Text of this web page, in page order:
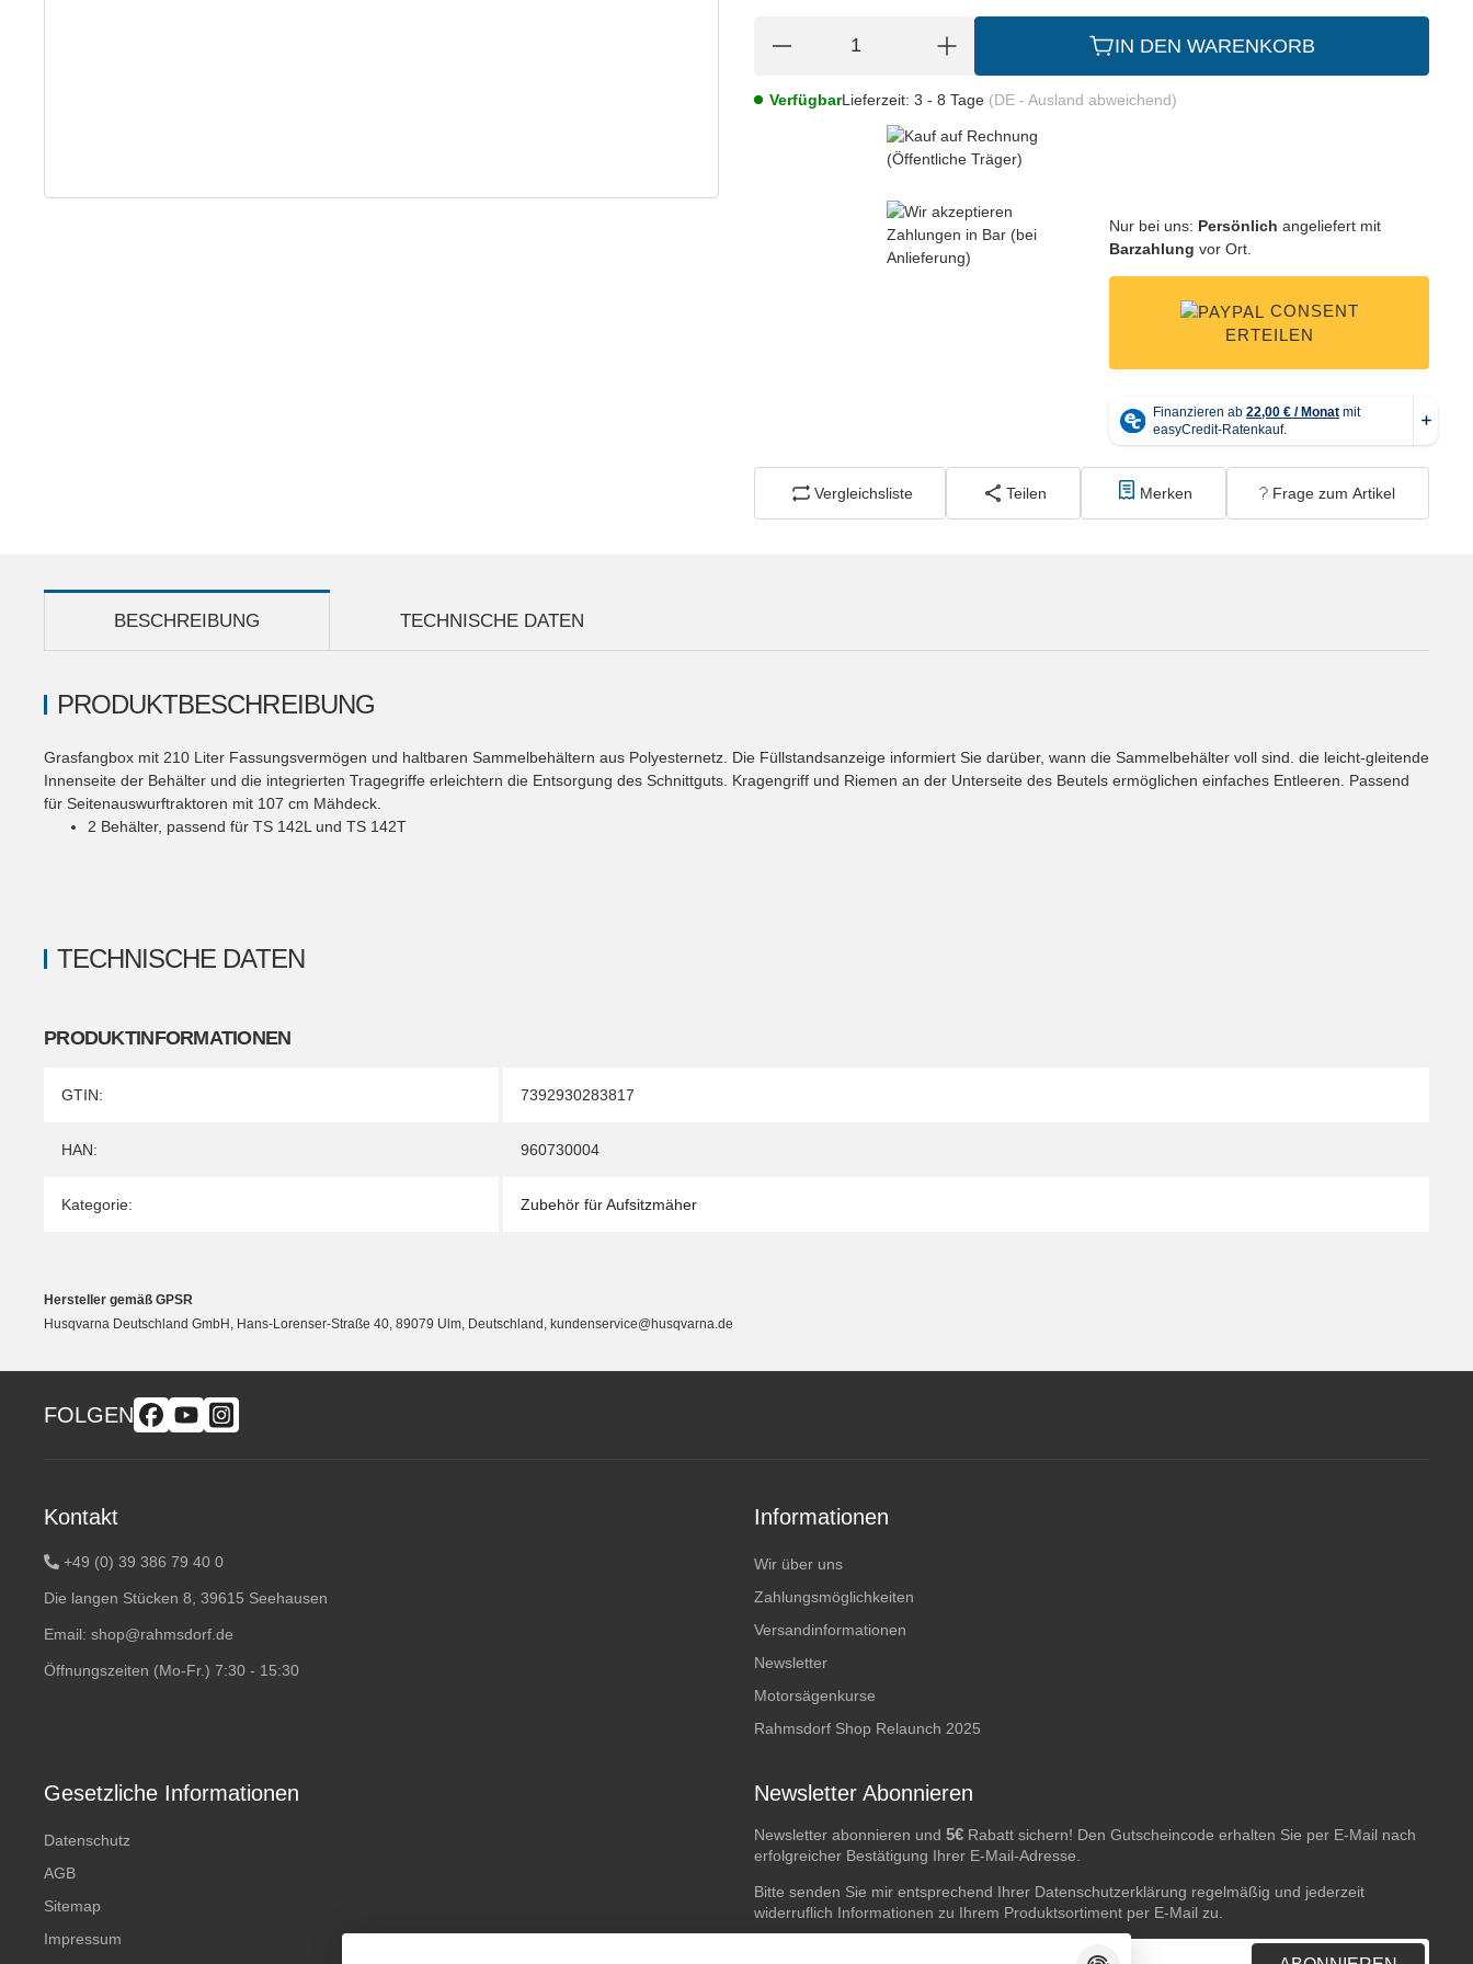
IN DEN WARENKORB
VerfügbarLieferzeit: 3 - 8 Tage (DE - Ausland abweichend)
Nur bei uns: Persönlich angeliefert mit
Barzahlung vor Ort.
CONSENT
ERTEILEN
Vergleichsliste Teilen Merken Frage zum Artikel
TECHNISCHE DATEN
BESCHREIBUNG
TECHNISCHE DATEN
PRODUKTINFORMATIONEN
Produkteigenschaft
Wert
GTIN: 7392930283817
HAN: 960730004
Kategorie: Zubehör für Aufsitzmäher
PRODUKTBESCHREIBUNG
Grasfangbox mit 210 Liter Fassungsvermögen und haltbaren Sammelbehältern aus Polyesternetz. Die Füllstandsanzeige informiert Sie darüber, wann die Sammelbehälter voll sind. die leicht-gleitende
Innenseite der Behälter und die integrierten Tragegriffe erleichtern die Entsorgung des Schnittguts. Kragengriff und Riemen an der Unterseite des Beutels ermöglichen einfaches Entleeren. Passend
für Seitenauswurftraktoren mit 107 cm Mähdeck.
2 Behälter, passend für TS 142L und TS 142T
Hersteller gemäß GPSR
Husqvarna Deutschland GmbH, Hans-Lorenser-Straße 40, 89079 Ulm, Deutschland, kundenservice@husqvarna.de
FOLGEN
Kontakt
+49 (0) 39 386 79 40 0
Die langen Stücken 8, 39615 Seehausen
Email: shop@rahmsdorf.de
Öffnungszeiten (Mo-Fr.) 7:30 - 15:30
Informationen
Wir über uns
Zahlungsmöglichkeiten
Versandinformationen
Newsletter
Motorsägenkurse
Rahmsdorf Shop Relaunch 2025
Gesetzliche Informationen
Datenschutz
AGB
Sitemap
Impressum
Newsletter Abonnieren
Newsletter abonnieren und 5€ Rabatt sichern! Den Gutscheincode erhalten Sie per E-Mail nach
erfolgreicher Bestätigung Ihrer E-Mail-Adresse.
Bitte senden Sie mir entsprechend Ihrer Datenschutzerklärung regelmäßig und jederzeit
widerruflich Informationen zu Ihrem Produktsortiment per E-Mail zu.